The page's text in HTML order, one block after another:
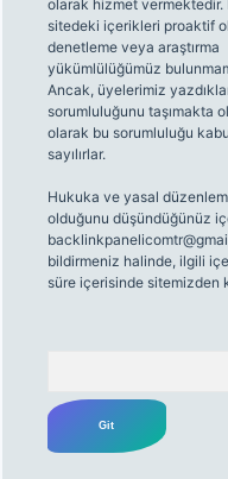
olarak hizmet vermektedir.
sitedeki içerikleri proaktif
denetleme veya araştırma
yükümlülüğümüz
Ancak, üyelerimiz
sorumluluğunu taşımakta
olarak bu sorumluluğu
sayılırlar.
Hukuka ve yasal
olduğunu düşündüğünüz
bildirmeniz halinde, ilgili
süre içerisinde sitemizden